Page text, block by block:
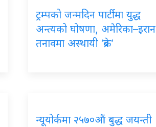
ट्रम्पको जन्मदिन पार्टीमा युद्ध
अन्त्यको घोषणा, अमेरिका–इरान
तनावमा अस्थायी ‘ब्रेक’
न्यूयोर्कमा २५७०औं बुद्ध जयन्ती